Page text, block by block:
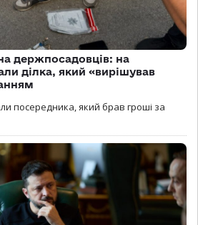
держпосадовців: на
ділка, який «вирішував
посередника, який брав гроші за